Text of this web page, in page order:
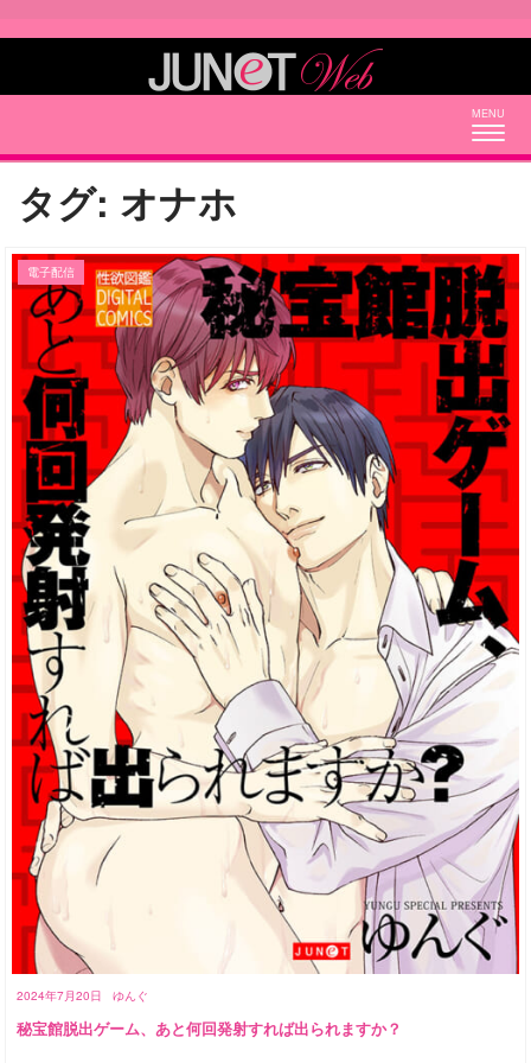
タグ: オナホ
2024年7月20日 ゆんぐ
電子配信
秘宝館脱出ゲーム、あと何回発射すれば出られますか？